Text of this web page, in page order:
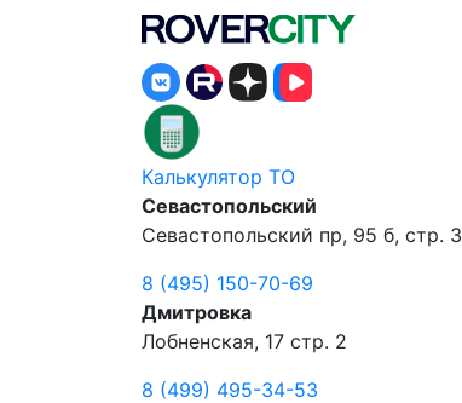
Калькулятор ТО
Севастопольский
Севастопольский пр, 95 б, стр. 3
8 (495) 150-70-69
Дмитровка
Лобненская, 17 стр. 2
8 (499) 495-34-53